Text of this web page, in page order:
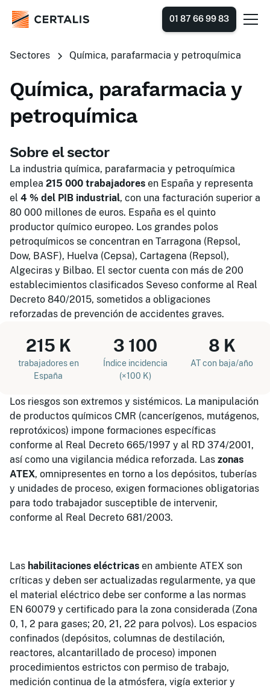
01 87 66 99 83
Sectores Química, parafarmacia y petroquímica
Química, parafarmacia y
petroquímica
Sobre el sector
La industria química, parafarmacia y petroquímica
emplea 215 000 trabajadores en España y representa
el 4 % del PIB industrial, con una facturación superior a
80 000 millones de euros. España es el quinto
productor químico europeo. Los grandes polos
petroquímicos se concentran en Tarragona (Repsol,
Dow, BASF), Huelva (Cepsa), Cartagena (Repsol),
Algeciras y Bilbao. El sector cuenta con más de 200
establecimientos clasificados Seveso conforme al Real
Decreto 840/2015, sometidos a obligaciones
reforzadas de prevención de accidentes graves.
215 K
trabajadores en
España
3 100
Índice incidencia
(×100 K)
8 K
AT con baja/año
Los riesgos son extremos y sistémicos. La manipulación
de productos químicos CMR (cancerígenos, mutágenos,
reprotóxicos) impone formaciones específicas
conforme al Real Decreto 665/1997 y al RD 374/2001,
así como una vigilancia médica reforzada. Las zonas
ATEX, omnipresentes en torno a los depósitos, tuberías
y unidades de proceso, exigen formaciones obligatorias
para todo trabajador susceptible de intervenir,
conforme al Real Decreto 681/2003.
Las habilitaciones eléctricas en ambiente ATEX son
críticas y deben ser actualizadas regularmente, ya que
el material eléctrico debe ser conforme a las normas
EN 60079 y certificado para la zona considerada (Zona
0, 1, 2 para gases; 20, 21, 22 para polvos). Los espacios
confinados (depósitos, columnas de destilación,
reactores, alcantarillado de proceso) imponen
procedimientos estrictos con permiso de trabajo,
medición continua de la atmósfera, vigía exterior y